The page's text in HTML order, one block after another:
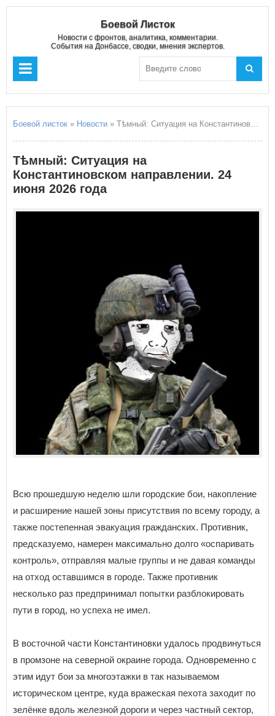
Боевой Листок
Новости с фронтов, аналитика, комментарии.
События на Донбассе, сводки, мнения экспертов.
Боевой листок » Новости » Тѣмный: Ситуация на Константиновском направлении. 24 июня 2026 года
Тѣмный: Ситуация на
Константиновском направлении. 24
июня 2026 года
Всю прошедшую неделю шли городские бои, накопление
и расширение нашей зоны присутствия по всему городу, а
также постепенная эвакуация гражданских. Противник,
предсказуемо, намерен максимально долго «оспаривать
контроль», отправляя малые группы и не давая команды
на отход оставшимся в городе. Также противник
несколько раз предпринимал попытки разблокировать
пути в город, но успеха не имел.
В восточной части Константиновки удалось продвинуться
в промзоне на северной окраине города. Одновременно с
этим идут бои за многоэтажки в так называемом
историческом центре, куда вражеская пехота заходит по
зелёнке вдоль железной дороги и через частный сектор,